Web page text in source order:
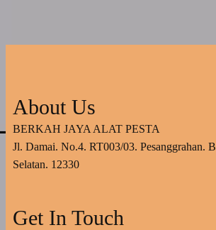
About Us
BERKAH JAYA ALAT PESTA
Jl. Damai. No.4. RT003/03. Pesanggrahan.
Selatan. 12330
Get In Touch